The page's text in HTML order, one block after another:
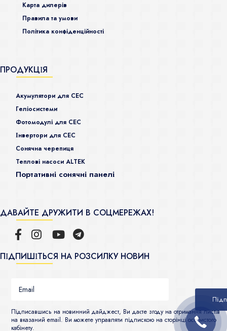
Карта дилерів
Правила та умови
Політика конфіденційності
ПРОДУКЦІЯ
Акумулятори для СЕС
Гeліосистеми
Фотомодулі для СЕС
Інвертори для СЕС
Сонячна черепиця
Теплові насоси ALTEK
Портативні сонячні панелі
ДАВАЙТЕ ДРУЖИТИ В СОЦМЕРЕЖАХ!
ПІДПИШІТЬСЯ НА РОЗСИЛКУ НОВИН
Підписавшись на новинний дайджест, Ви даєте згоду на отримання листів
на вказаний email. Ви можете управляти підпискою на сторінці особистого
кабінету.